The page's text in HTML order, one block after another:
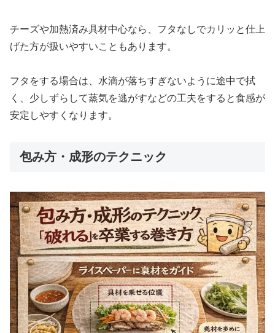
チーズや加熱済み具材中心なら、フタなしでカリッと仕上
げた方が扱いやすいこともあります。
フタをする場合は、水滴が落ちすぎないように途中で拭
く、少しずらして蒸気を逃がすなどの工夫をすると食感が
安定しやすくなります。
包み方・成形のテクニック